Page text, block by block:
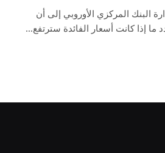
البنك المركزي الأوروبي إلى أن
ما إذا كانت أسعار الفائدة سترتفع…